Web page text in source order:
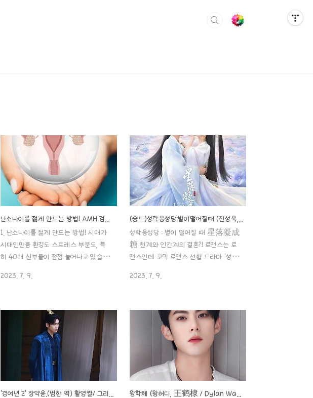
1. 난소나이를 젊게 만드는 방법! 시대가
시대인만큼 환경도 스트레스 부분도, 특
히 40대 신부들이 점점 늘어나고 있습니
냉동난자를 얼리려고 해도 좋은 난자를 얼
나이 검사 후.. 새삼 관리해야겠다는 생각
이.. 우선, 나중에 아기에 대해 생각하는
여자라면 난소나이 검사인 amh검사를
받아보는데 좋은데요. 문제점이 있는지
확인해야 해결방안을 찾으니까요! 1.
AMH 검사는 어떻게 하는 거죠?! AMH
검사는 혈액 검사로 진행되는데요, 생리
2023. 7. 9.
성락응성당 : 별이 떨어질 때 星落凝成
糖 천계와 인간계의 결혼?! 로맨스는 로
맨스인데 코믹 로맨스 선협 드라마 ‘성락
얘기를 하기 전에..!! 우선! 1. 소개 장르:
TV/ AsiaN/ AsiaUHD/ A+Drama/
모아/ 티빙 / 왓챠 시간: (월~목) 오후
10:00 총 부작: 40부작 출연진: 진성욱,
이란적, 진목치, 하선림, 진청우, 주력결
등 이 두 주연 커플.. 둘 다 살 때문에 맘
고생 좀 했던 배우들이네요.. ‘동궁’에서만
왜 잘생겼냐?!라고 비난받았던 진성욱과
2023. 7. 9.